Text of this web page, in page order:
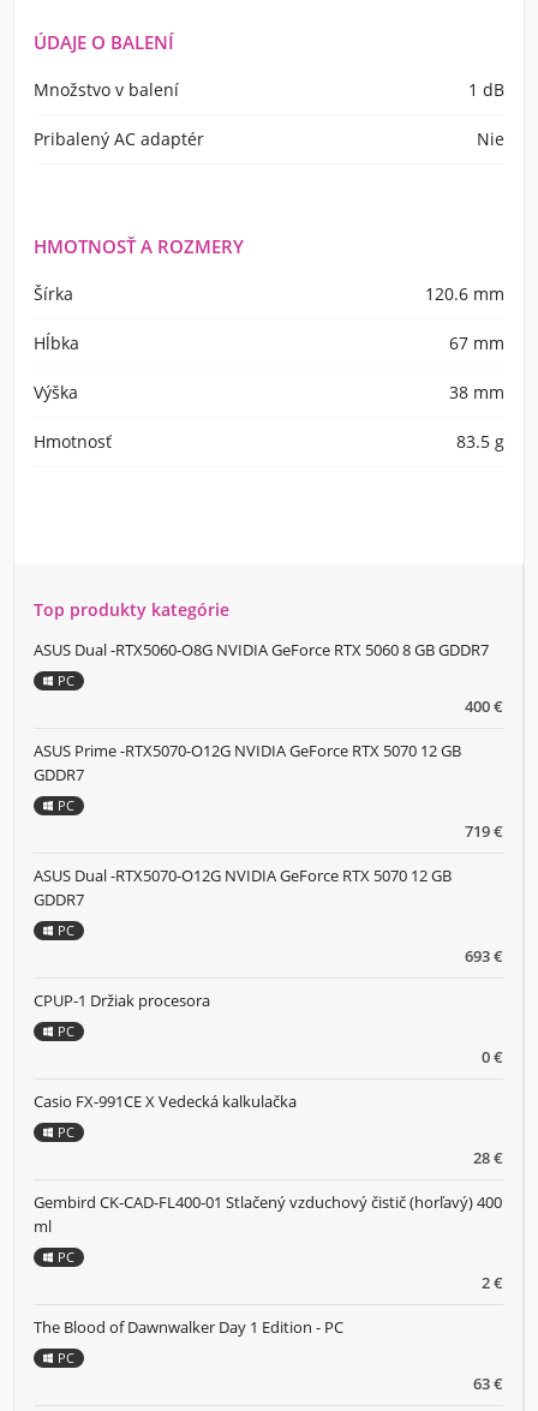
ÚDAJE O BALENÍ
Množstvo v balení 1 dB
Pribalený AC adaptér Nie
HMOTNOSŤ A ROZMERY
Šírka 120.6 mm
Hĺbka 67 mm
Výška 38 mm
Hmotnosť 83.5 g
Top produkty kategórie
400 €
ASUS Dual -RTX5060-O8G NVIDIA GeForce RTX 5060 8 GB GDDR7
PC
719 €
ASUS Prime -RTX5070-O12G NVIDIA GeForce RTX 5070 12 GB
GDDR7
PC
693 €
ASUS Dual -RTX5070-O12G NVIDIA GeForce RTX 5070 12 GB
GDDR7
PC
0 €
CPUP-1 Držiak procesora
PC
28 €
Casio FX-991CE X Vedecká kalkulačka
PC
2 €
Gembird CK-CAD-FL400-01 Stlačený vzduchový čistič (horľavý) 400
ml
PC
63 €
The Blood of Dawnwalker Day 1 Edition - PC
PC